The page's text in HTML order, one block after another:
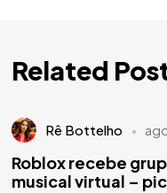
Related
Rê Bottelho
Roblox recebe
musical virtual –